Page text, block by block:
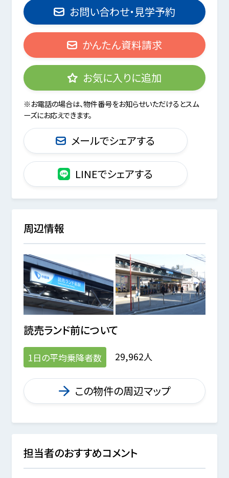
お問い合わせ・見学予約
かんたん資料請求
お気に入りに追加
※お電話の場合は、物件番号をお知らせいただけるとスム
ーズにお応えできます。
メールでシェアする
LINEでシェアする
周辺情報
読売ランド前について
1日の平均乗降者数 29,962人
この物件の周辺マップ
担当者のおすすめコメント